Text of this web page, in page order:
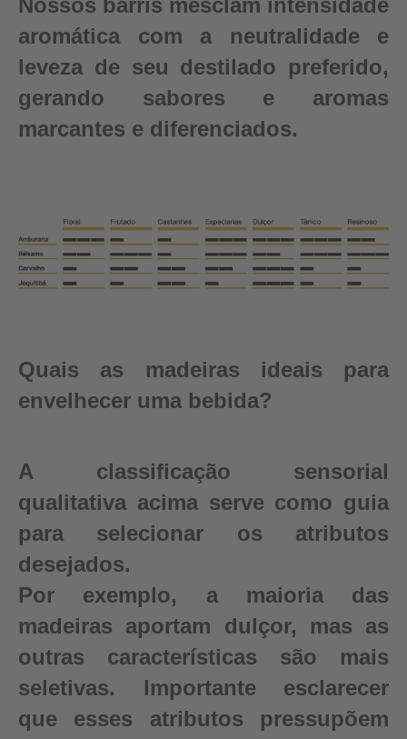
Nossos barris mesclam intensidade
aromática com a neutralidade e
leveza de seu destilado preferido,
gerando sabores e aromas
marcantes e diferenciados.
Quais as madeiras ideais para
envelhecer uma bebida?
A classificação sensorial
qualitativa acima serve como guia
para selecionar os atributos
desejados.
Por exemplo, a maioria das
madeiras aportam dulçor, mas as
outras características são mais
seletivas. Importante esclarecer
que esses atributos pressupõem